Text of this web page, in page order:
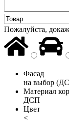
Пожалуйста,
Фасад
на выбор
Материал
ДСП
Цвет
<